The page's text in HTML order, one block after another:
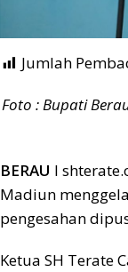
Jumlah
Foto : Bupati
BERAU I
Madiun
pengesahan
Ketua SH Terate